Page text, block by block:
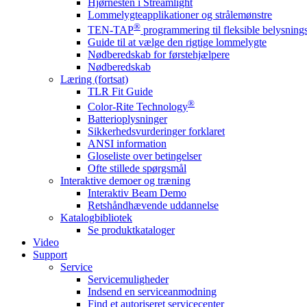
Lommelygteapplikationer og strålemønstre
TEN-TAP® programmering til fleksible
Guide til at vælge den rigtige lommelygte
Nødberedskab for førstehjælpere
Nødberedskab
Læring (fortsat)
TLR Fit Guide
Color-Rite Technology®
Batterioplysninger
Sikkerhedsvurderinger forklaret
ANSI information
Gloseliste over betingelser
Ofte stillede spørgsmål
Interaktive demoer og træning
Interaktiv Beam Demo
Retshåndhævende uddannelse
Katalogbibliotek
Se produktkataloger
Video
Support
Service
Servicemuligheder
Indsend en serviceanmodning
Find et autoriseret servicecenter